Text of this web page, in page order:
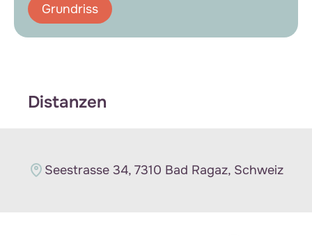
Grundriss
Distanzen
Seestrasse 34, 7310 Bad Ragaz, Schweiz